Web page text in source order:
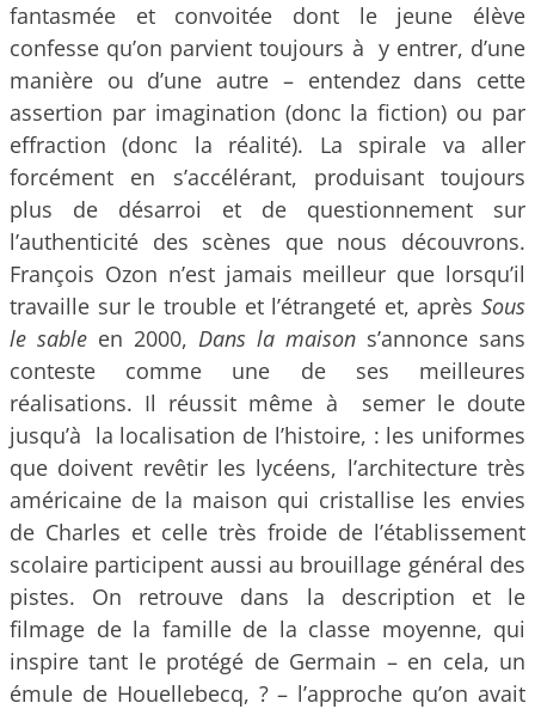
fantasmée et convoitée dont le jeune élève
confesse qu’on parvient toujours à y entrer, d’une
manière ou d’une autre – entendez dans cette
assertion par imagination (donc la fiction) ou par
effraction (donc la réalité). La spirale va aller
forcément en s’accélérant, produisant toujours
plus de désarroi et de questionnement sur
l’authenticité des scènes que nous découvrons.
François Ozon n’est jamais meilleur que lorsqu’il
travaille sur le trouble et l’étrangeté et, après Sous
le sable en 2000, Dans la maison s’annonce sans
conteste comme une de ses meilleures
réalisations. Il réussit même à semer le doute
jusqu’à la localisation de l’histoire, : les uniformes
que doivent revêtir les lycéens, l’architecture très
américaine de la maison qui cristallise les envies
de Charles et celle très froide de l’établissement
scolaire participent aussi au brouillage général des
pistes. On retrouve dans la description et le
filmage de la famille de la classe moyenne, qui
inspire tant le protégé de Germain – en cela, un
émule de Houellebecq, ? – l’approche qu’on avait